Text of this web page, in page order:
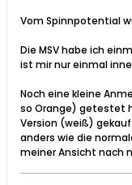
Vom Spinnpotential
Die MSV habe ich
ist mir nur einmal
Noch eine kleine
so Orange) getestet
Version (weiß)
anders wie die
meiner Ansicht nach